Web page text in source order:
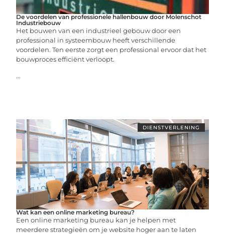
De voordelen van professionele hallenbouw door Molenschot
Industriebouw
Het bouwen van een industrieel gebouw door een
professional in systeembouw heeft verschillende
voordelen. Ten eerste zorgt een professional ervoor dat het
bouwproces efficiënt verloopt.
...
DIENSTVERLENING
Wat kan een online marketing bureau?
Een online marketing bureau kan je helpen met
meerdere strategieën om je website hoger aan te laten